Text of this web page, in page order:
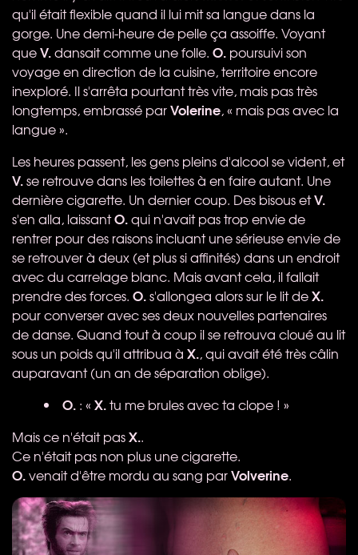
qu'il était flexible quand il lui mit sa langue dans la
gorge. Une demi-heure de pelle ça assoiffe. Voyant
queV.dansait comme une folle. O. poursuivi son
voyage en direction de la cuisine, territoire encore
inexploré. Il s'arrêta pourtant très vite, mais pas très
longtemps, embrassé parVolerine, « mais pas avec la
langue ».
Les heures passent, les gens pleins d'alcool se vident, et
V.se retrouve dans les toilettes à en faire autant. Une
dernière cigarette. Un dernier coup. Des bisous etV.
s'en alla, laissantO.qui n'avait pas trop envie de
rentrer pour des raisons incluant une sérieuse envie de
se retrouver à deux (et plus si affinités) dans un endroit
avec du carrelage blanc. Mais avant cela, il fallait
prendre des forces. O.s'allongea alors sur le lit deX.
pour converser avec ses deux nouvelles partenaires
de danse. Quand tout à coup il se retrouva cloué au lit
sous un poids qu'il attribua à X., qui avait été très câlin
auparavant (un an de séparation oblige).
O. : « X.tu me brules avec ta clope ! »
Mais ce n'était pasX..
Ce n'était pas non plus une cigarette.
O.venait d'être mordu au sang parVolverine.